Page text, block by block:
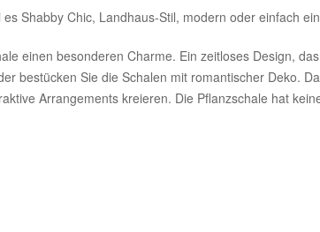
Shabby Chic, Landhaus-Stil, modern oder einfach
einen besonderen Charme. Ein zeitloses Design,
bestücken Sie die Schalen mit romantischer Deko.
Arrangements kreieren. Die Pflanzschale hat